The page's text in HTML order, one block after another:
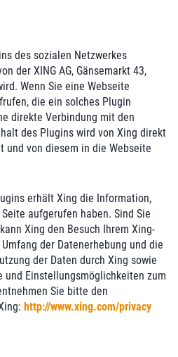
des sozialen Netzwerkes
der XING AG, Gänsemarkt 43,
Wenn Sie eine Webseite
die ein solches Plugin
direkte Verbindung mit den
des Plugins wird von Xing direkt
und von diesem in die Webseite
erhält Xing die Information,
aufgerufen haben. Sind Sie
Xing den Besuch Ihrem Xing-
der Datenerhebung und die
der Daten durch Xing sowie
und Einstellungsmöglichkeiten zum
Sie bitte den
http://www.xing.com/privacy